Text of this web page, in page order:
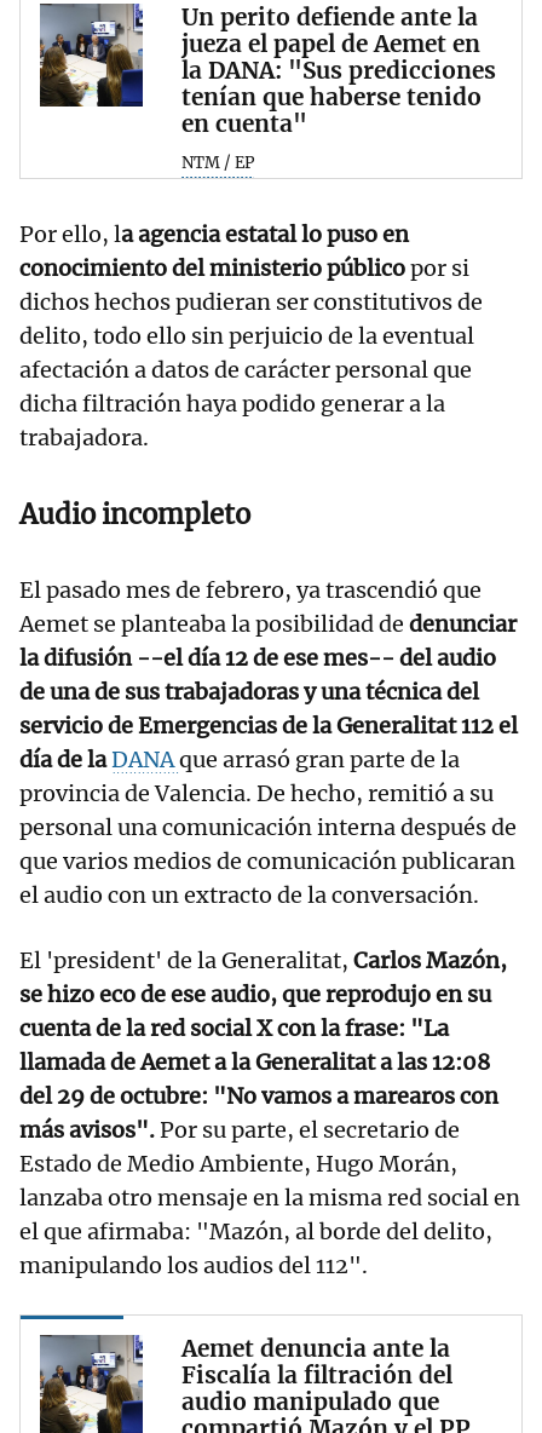
Un perito defiende ante la
jueza el papel de Aemet en
la DANA: "Sus predicciones
tenían que haberse tenido
en cuenta"
NTM / EP
Por ello, la agencia estatal lo puso en
conocimiento del ministerio públicopor si
dichos hechos pudieran ser constitutivos de
delito, todo ello sin perjuicio de la eventual
afectación a datos de carácter personal que
dicha filtración haya podido generar a la
trabajadora.
Audio incompleto
El pasado mes de febrero, ya trascendió que
Aemet se planteaba la posibilidad de denunciar
la difusión --el día 12 de ese mes-- del audio
de una de sus trabajadoras y una técnica del
servicio de Emergencias de la Generalitat 112 el
día de laDANAque arrasó gran parte de la
provincia de Valencia. De hecho, remitió a su
personal una comunicación interna después de
que varios medios de comunicación publicaran
el audio con un extracto de la conversación.
El 'president' de la Generalitat, Carlos Mazón,
se hizo eco de ese audio, que reprodujo en su
cuenta de la red social X con la frase: "La
llamada de Aemet a la Generalitat a las 12:08
del 29 de octubre: "No vamos a marearos con
más avisos".Por su parte, el secretario de
Estado de Medio Ambiente, Hugo Morán,
lanzaba otro mensaje en la misma red social en
el que afirmaba: "Mazón, al borde del delito,
manipulando los audios del 112".
Aemet denuncia ante la
Fiscalía la filtración del
audio manipulado que